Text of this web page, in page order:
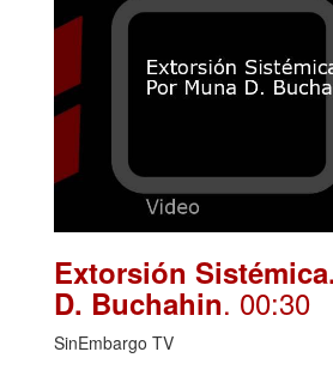
Extorsión
D. Buchahin. 00:30
SinEmbargo TV